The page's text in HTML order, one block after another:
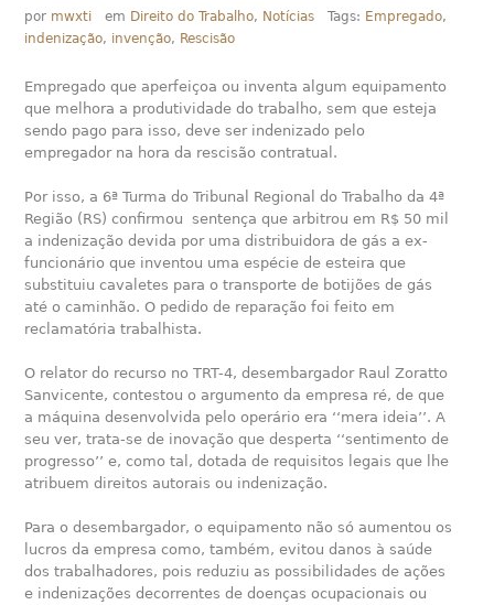
por mwxti em Direito do Trabalho, Notícias Tags: Empregado,
indenização, invenção, Rescisão
Empregado que aperfeiçoa ou inventa algum equipamento
que melhora a produtividade do trabalho, sem que esteja
sendo pago para isso, deve ser indenizado pelo
empregador na hora da rescisão contratual.
Por isso, a 6ª Turma do Tribunal Regional do Trabalho da 4ª
Região (RS) confirmou sentença que arbitrou em R$ 50 mil
a indenização devida por uma distribuidora de gás a ex-
funcionário que inventou uma espécie de esteira que
substituiu cavaletes para o transporte de botijões de gás
até o caminhão. O pedido de reparação foi feito em
reclamatória trabalhista.
O relator do recurso no TRT-4, desembargador Raul Zoratto
Sanvicente, contestou o argumento da empresa ré, de que
a máquina desenvolvida pelo operário era ‘‘mera ideia’’. A
seu ver, trata-se de inovação que desperta ‘‘sentimento de
progresso’’ e, como tal, dotada de requisitos legais que lhe
atribuem direitos autorais ou indenização.
Para o desembargador, o equipamento não só aumentou os
lucros da empresa como, também, evitou danos à saúde
dos trabalhadores, pois reduziu as possibilidades de ações
e indenizações decorrentes de doenças ocupacionais ou